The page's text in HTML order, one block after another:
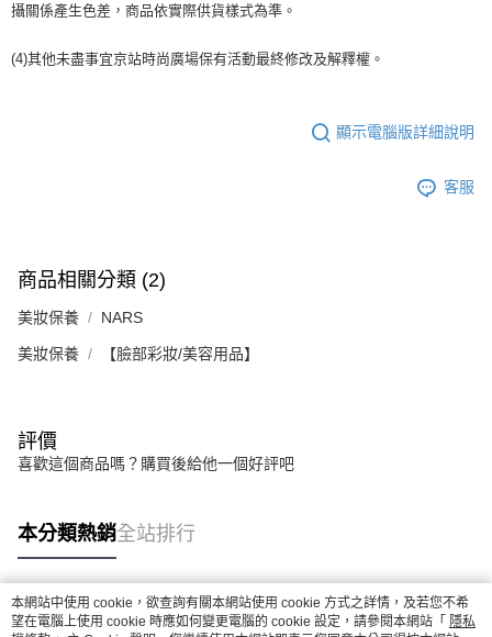
攝關係產生色差，商品依實際供貨樣式為準。
(4)其他未盡事宜京站時尚廣場保有活動最終修改及解釋權。
顯示電腦版詳細說明
客服
商品相關分類 (2)
美妝保養 NARS
美妝保養 【臉部彩妝/美容用品】
評價
喜歡這個商品嗎？購買後給他一個好評吧
本分類熱銷全站排行
熱門標籤
本網站中使用 cookie，欲查詢有關本網站使用 cookie 方式之詳情，及若您不希
望在電腦上使用 cookie 時應如何變更電腦的 cookie 設定，請參閱本網站「 隱私